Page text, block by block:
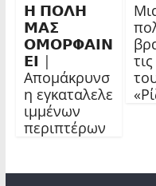
𝝜 𝝥𝝤𝝠𝝜
𝝡𝝖𝝨
𝝤𝝡𝝤𝝦𝝫𝝖𝝞𝝢
𝝚𝝞 |
Απομάκρυνσ
η εγκαταλελε
ιμμένων
περιπτέρων